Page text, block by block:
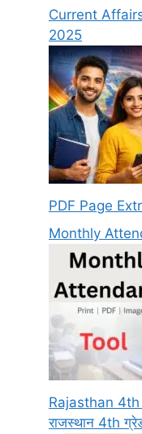
Current
2025
PDF Page
Monthly
Rajasthan
राजस्थान 4th